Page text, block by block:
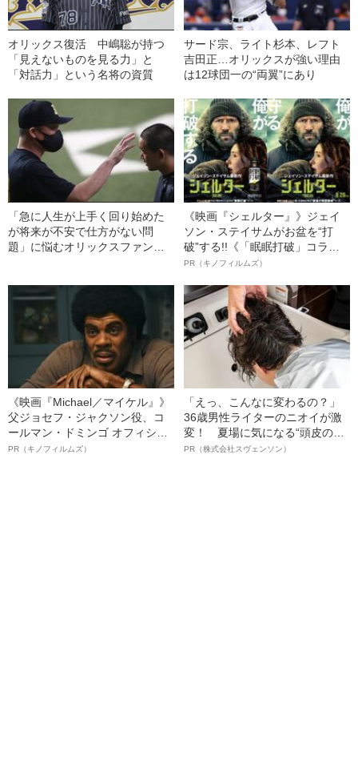
オリックス復活 中嶋聡が持つ
「見えないものを見る力」と
「対話力」という名将の資質
サード宗、ライト杉本、レフト
吉田正…オリックスが強い理由
は12球団一の“両翼”にあり
「急に人生が上手く回り始めた
が将来が不安で仕方がない問
題」に悩むオリックスファンの
《映画『シェルター』》ジェイ
ソン・ステイサムがお盆を“打
破”する!!《「眠眠打破」コラ
ボ》
PR（キノフィルムズ）
《映画『Michael／マイケル』》
父ジョセフ・ジャクソン役、コ
ールマン・ドミンゴ オフィシャ
ルインタビュー“観客を魅了した
PR（キノフィルムズ）
「えっ、こんなに変わるの？」
36歳男性ライターのニオイが激
変！ 夏場に気になる“頭皮のニ
オイ”や“ベタつき”を解消す
PR（株式会社スヴェンソン）